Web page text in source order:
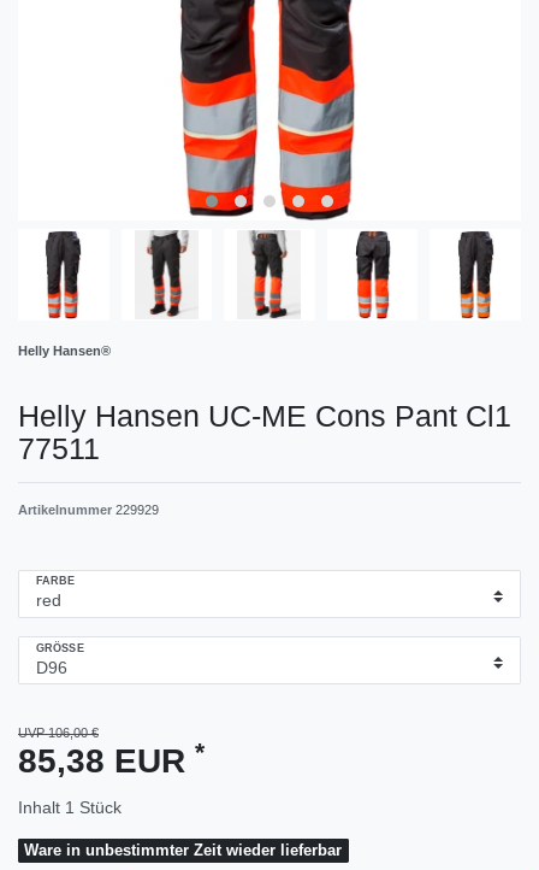
Helly Hansen®
Helly Hansen UC-ME Cons Pant Cl1
77511
Artikelnummer 229929
FARBE
GRÖSSE
UVP 106,00 €
85,38 EUR *
Inhalt 1 Stück
Ware in unbestimmter Zeit wieder lieferbar